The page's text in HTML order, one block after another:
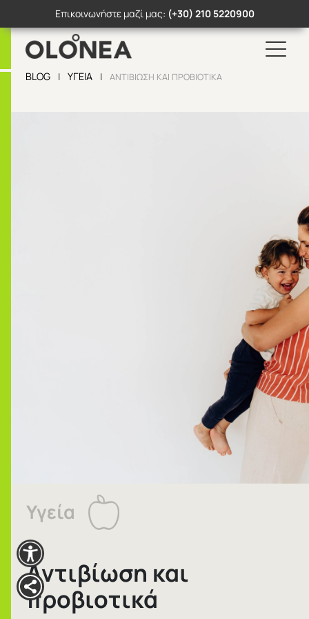
Επικοινωνήστε μαζί μας: (+30) 210 5220900
Search
for:
Search Button
BLOG | ΥΓΕΊΑ | ΑΝΤΙΒΊΩΣΗ ΚΑΙ ΠΡΟΒΙΟΤΙΚΆ
Υγεία
Αντιβίωση και
προβιοτικά